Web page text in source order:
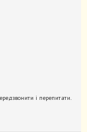
і перепитати.